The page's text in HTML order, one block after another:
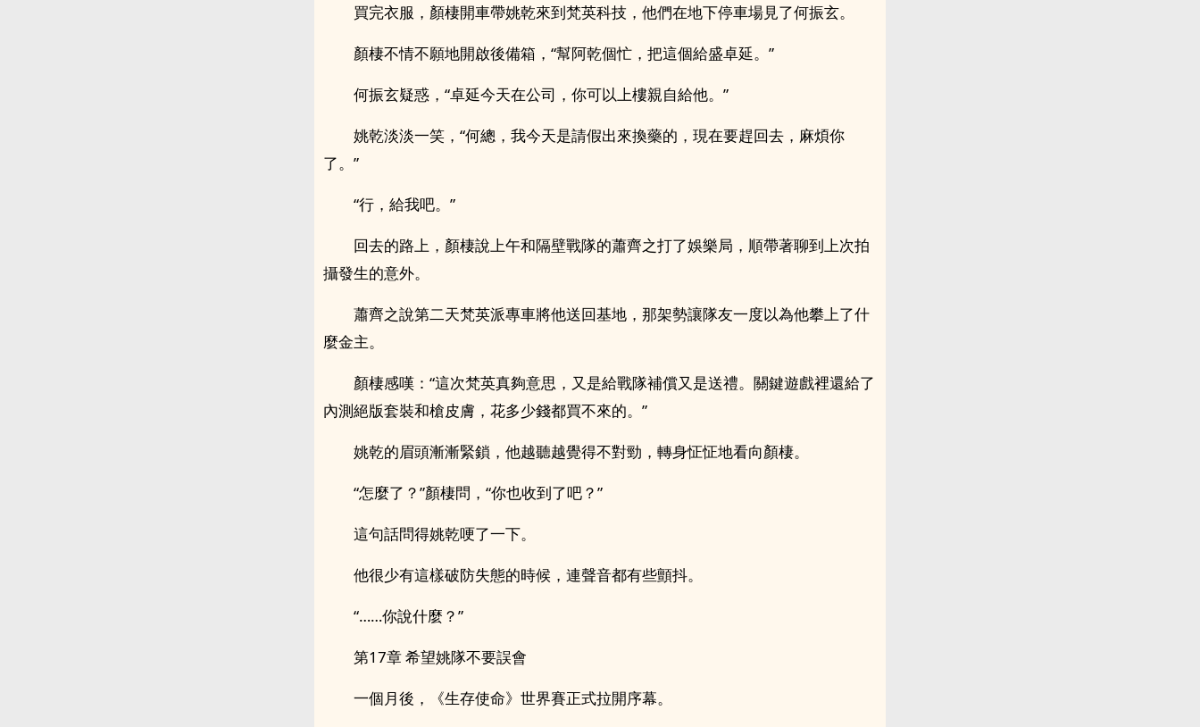
買完衣服，顏棲開車帶姚乾來到梵英科技，他們在地下停車場見了何振玄。
顏棲不情不願地開啟後備箱，“幫阿乾個忙，把這個給盛卓延。”
何振玄疑惑，“卓延今天在公司，你可以上樓親自給他。”
姚乾淡淡一笑，“何總，我今天是請假出來換藥的，現在要趕回去，麻煩你
了。”
“行，給我吧。”
回去的路上，顏棲說上午和隔壁戰隊的蕭齊之打了娛樂局，順帶著聊到上次拍
攝發生的意外。
蕭齊之說第二天梵英派專車將他送回基地，那架勢讓隊友一度以為他攀上了什
麼金主。
顏棲感嘆：“這次梵英真夠意思，又是給戰隊補償又是送禮。關鍵遊戲裡還給了
內測絕版套裝和槍皮膚，花多少錢都買不來的。”
姚乾的眉頭漸漸緊鎖，他越聽越覺得不對勁，轉身怔怔地看向顏棲。
“怎麼了？”顏棲問，“你也收到了吧？”
這句話問得姚乾哽了一下。
他很少有這樣破防失態的時候，連聲音都有些顫抖。
“……你說什麼？”
第17章 希望姚隊不要誤會
一個月後，《生存使命》世界賽正式拉開序幕。